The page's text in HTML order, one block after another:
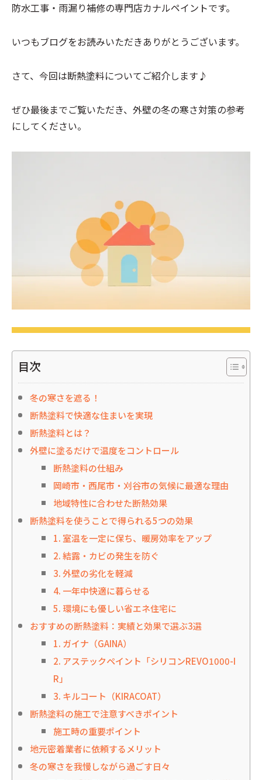
防水工事・雨漏り補修の専門店カナルペイントです。
いつもブログをお読みいただきありがとうございます。
さて、今回は断熱塗料についてご紹介します♪
ぜひ最後までご覧いただき、外壁の冬の寒さ対策の参考
にしてください。
目次
冬の寒さを遮る！
断熱塗料で快適な住まいを実現
断熱塗料とは？
外壁に塗るだけで温度をコントロール
断熱塗料の仕組み
岡崎市・西尾市・刈谷市の気候に最適な理由
地域特性に合わせた断熱効果
断熱塗料を使うことで得られる5つの効果
1. 室温を一定に保ち、暖房効率をアップ
2. 結露・カビの発生を防ぐ
3. 外壁の劣化を軽減
4. 一年中快適に暮らせる
5. 環境にも優しい省エネ住宅に
おすすめの断熱塗料：実績と効果で選ぶ3選
1. ガイナ（GAINA）
2. アステックペイント「シリコンREVO1000-I
R」
3. キルコート（KIRACOAT）
断熱塗料の施工で注意すべきポイント
施工時の重要ポイント
地元密着業者に依頼するメリット
冬の寒さを我慢しながら過ごす日々